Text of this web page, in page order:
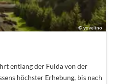
©yovelino
entlang der Fulda von der
höchster Erhebung, bis nach